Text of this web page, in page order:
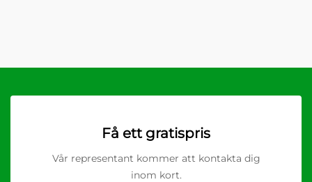
Få ett gratispris
Vår representant kommer att kontakta dig
inom kort.